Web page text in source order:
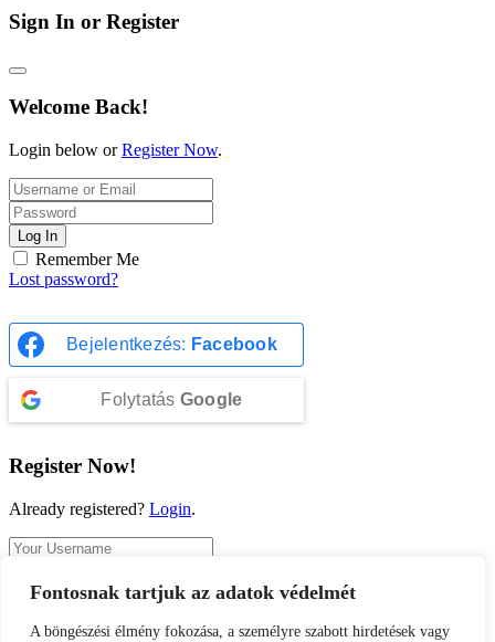
Fontosnak tartjuk az adatok védelmét
A böngészési élmény fokozása, a személyre szabott hirdetések vagy
Sign In or Register
Welcome Back!
Login below orRegister Now.
Log In
Remember Me
Lost password?
Bejelentkezés: Facebook
Folytatás Google
Register Now!
Already registered? Login.
Register
A password will be e-mailed to you.